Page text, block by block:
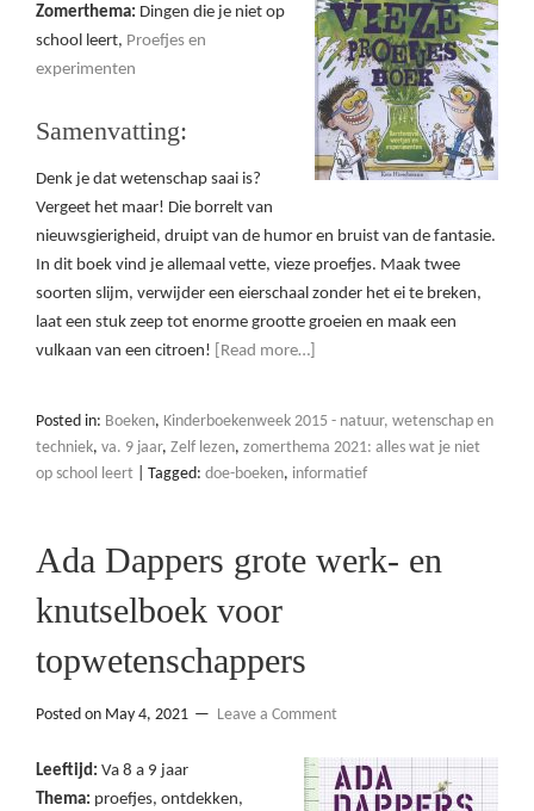
Zomerthema: Dingen die je niet op
school leert, Proefjes en
experimenten
Samenvatting:
Denk je dat wetenschap saai is?
Vergeet het maar! Die borrelt van
nieuwsgierigheid, druipt van de humor en bruist van de fantasie.
In dit boek vind je allemaal vette, vieze proefjes. Maak twee
soorten slijm, verwijder een eierschaal zonder het ei te breken,
laat een stuk zeep tot enorme grootte groeien en maak een
vulkaan van een citroen!
[Read more…]
Posted in: Boeken, Kinderboekenweek 2015 - natuur, wetenschap en
techniek, va. 9 jaar, Zelf lezen, zomerthema 2021: alles wat je niet
op school leert
Tagged: doe-boeken, informatief
Ada Dappers grote werk- en
knutselboek voor
topwetenschappers
Posted on May 4, 2021 Leave a Comment
Leeftijd: Va 8 a 9 jaar
Thema: proefjes, ontdekken,